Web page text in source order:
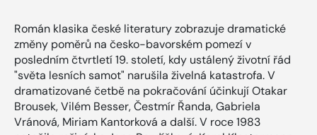
Román klasika české literatury zobrazuje dramatické
změny poměrů na česko-bavorském pomezí v
posledním čtvrtletí 19. století, kdy ustálený životní řád
"světa lesních samot" narušila živelná katastrofa. V
dramatizované četbě na pokračování účinkují Otakar
Brousek, Vilém Besser, Čestmír Řanda, Gabriela
Vránová, Miriam Kantorková a další. V roce 1983